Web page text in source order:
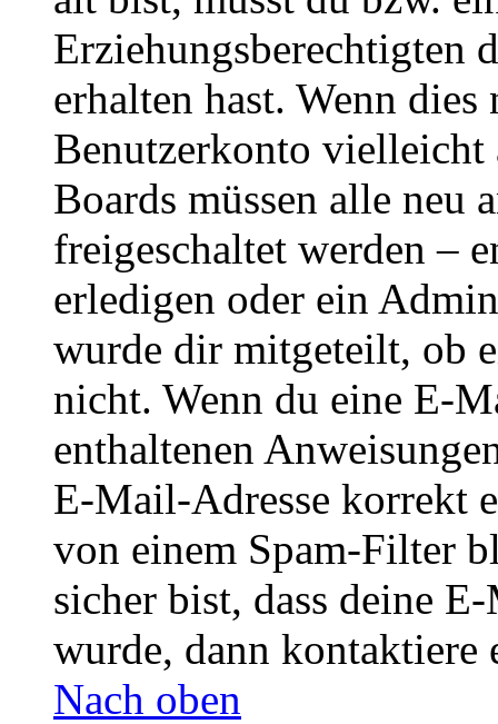
Erziehungsberechtigten
erhalten hast. Wenn
Benutzerkonto
Boards müssen alle neu
freigeschaltet werden –
erledigen oder ein
wurde dir mitgeteilt, ob
nicht. Wenn du eine E-
enthaltenen
E-Mail-Adresse korrekt
von einem Spam-Filter
sicher bist, dass deine
wurde, dann kontaktiere
Nach oben